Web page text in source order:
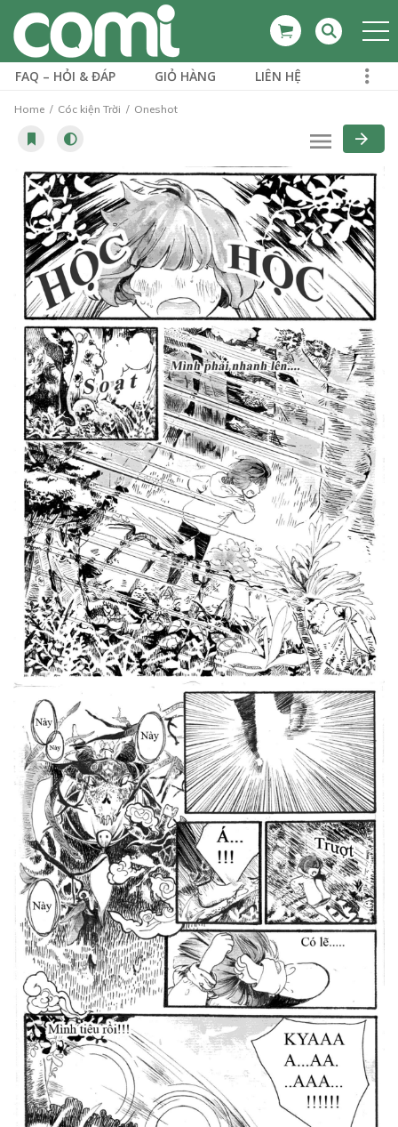
FAQ – HỎI & ĐÁP GIỎ HÀNG LIÊN HỆ
Home Cóc kiện Trời Oneshot